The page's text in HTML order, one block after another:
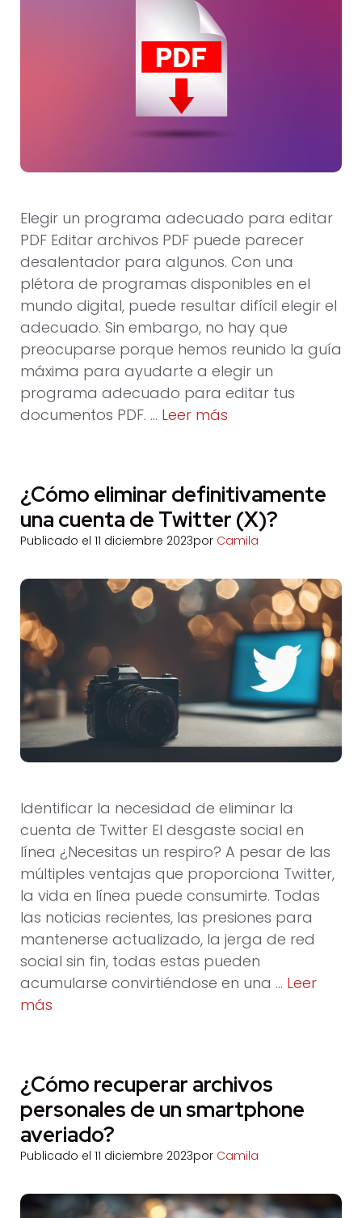
Elegir un programa adecuado para editar
PDF Editar archivos PDF puede parecer
desalentador para algunos. Con una
plétora de programas disponibles en el
mundo digital, puede resultar difícil elegir el
adecuado. Sin embargo, no hay que
preocuparse porque hemos reunido la guía
máxima para ayudarte a elegir un
programa adecuado para editar tus
documentos PDF. … Leer más
¿Cómo eliminar definitivamente
una cuenta de Twitter (X)?
Publicado el 11 diciembre 2023por Camila
Identificar la necesidad de eliminar la
cuenta de Twitter El desgaste social en
línea ¿Necesitas un respiro? A pesar de las
múltiples ventajas que proporciona Twitter,
la vida en línea puede consumirte. Todas
las noticias recientes, las presiones para
mantenerse actualizado, la jerga de red
social sin fin, todas estas pueden
acumularse convirtiéndose en una … Leer
más
¿Cómo recuperar archivos
personales de un smartphone
averiado?
Publicado el 11 diciembre 2023por Camila